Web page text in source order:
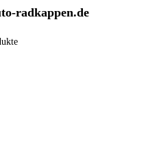
radkappen.de